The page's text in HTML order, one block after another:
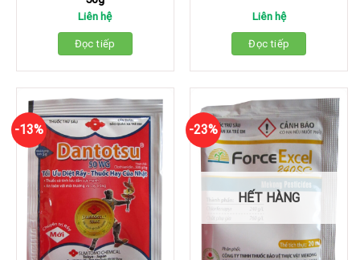
Liên hệ
Đọc tiếp
Liên hệ
Đọc tiếp
-13% -23%
HẾT HÀNG